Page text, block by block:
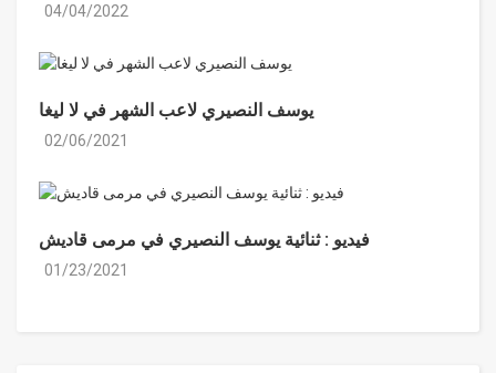
04/04/2022
يوسف النصيري لاعب الشهر في لا ليغا
02/06/2021
فيديو : ثنائية يوسف النصيري في مرمى قاديش
01/23/2021